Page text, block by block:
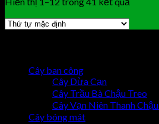
Cây ban công
Cây Dừa Cạn
Cây Trầu Bà Chậu Treo
Cây Vạn Niên Thanh
Cây bóng mát